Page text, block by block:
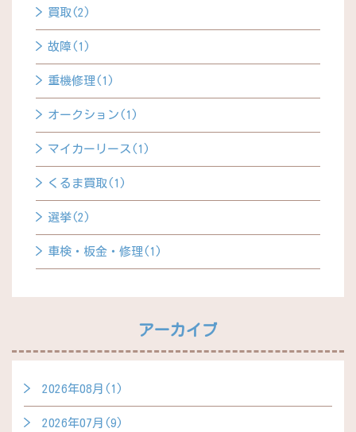
買取(2)
故障(1)
重機修理(1)
オークション(1)
マイカーリース(1)
くるま買取(1)
選挙(2)
車検・板金・修理(1)
アーカイブ
2026年08月(1)
2026年07月(9)